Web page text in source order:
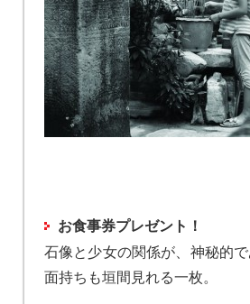
お食事券プレゼント！
石像と少女の関係が、神秘的
面持ちも垣間見れる一枚。